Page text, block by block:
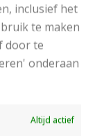
inclusief het
te maken
door te
onderaan
Altijd actief